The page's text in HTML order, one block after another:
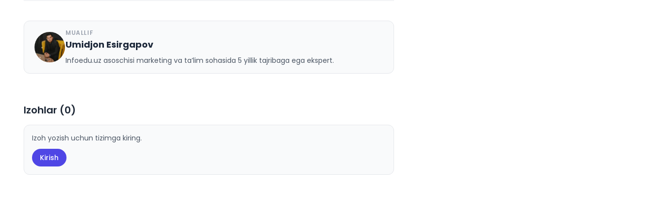
U
MUALLIF
Umidjon Esirgapov
Infoedu.uz asoschisi marketing va ta’lim sohasida 5 yillik tajribaga ega ekspert.
Izohlar (0)
Izoh yozish uchun tizimga kiring.
Kirish